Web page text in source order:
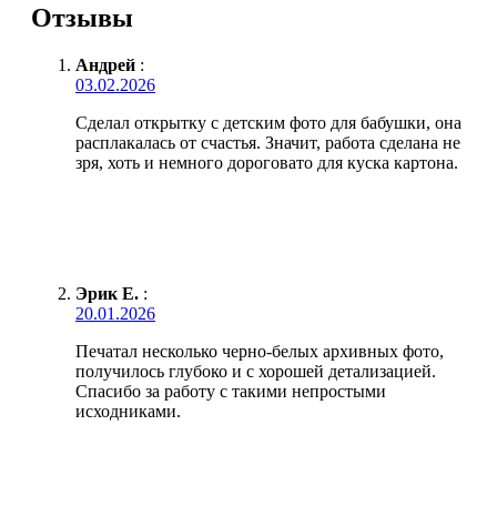
Отзывы
Андрей :
03.02.2026
Сделал открытку с детским фото для бабушки, она
расплакалась от счастья. Значит, работа сделана не
зря, хоть и немного дороговато для куска картона.
Эрик Е. :
20.01.2026
Печатал несколько черно-белых архивных фото,
получилось глубоко и с хорошей детализацией.
Спасибо за работу с такими непростыми
исходниками.